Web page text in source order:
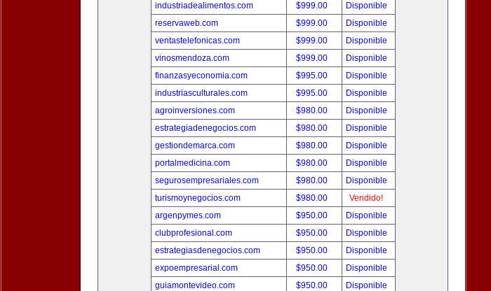
industriadealimentos.com
$999.00
Disponible
reservaweb.com
$999.00
Disponible
ventastelefonicas.com
$999.00
Disponible
vinosmendoza.com
$999.00
Disponible
finanzasyeconomia.com
$995.00
Disponible
industriasculturales.com
$995.00
Disponible
agroinversiones.com
$980.00
Disponible
estrategiadenegocios.com
$980.00
Disponible
gestiondemarca.com
$980.00
Disponible
portalmedicina.com
$980.00
Disponible
segurosempresariales.com
$980.00
Disponible
turismoynegocios.com
$980.00
Vendido!
argenpymes.com
$950.00
Disponible
clubprofesional.com
$950.00
Disponible
estrategiasdenegocios.com
$950.00
Disponible
expoempresarial.com
$950.00
Disponible
guiamontevideo.com
$950.00
Disponible